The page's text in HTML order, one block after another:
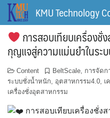
Skip
content
KMU Technology
การสอบเทียบเครื่อง
กุญแจสู่ความแม่นยำในระ
Content BeltScale, การจัดก
ระบบชั่งน้ำหนัก, อุตสาหกรรม4.0, เ
เครื่องชั่งอุตสาหกรรม
การสอบเทียบเครื่องชั่ง